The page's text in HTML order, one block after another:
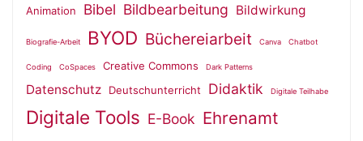
Animation Bibel Bildbearbeitung Bildwirkung
Biografie-Arbeit BYOD Büchereiarbeit Canva Chatbot
Coding CoSpaces Creative Commons Dark Patterns
Datenschutz Deutschunterricht Didaktik Digitale Teilhabe
Digitale Tools E-Book Ehrenamt